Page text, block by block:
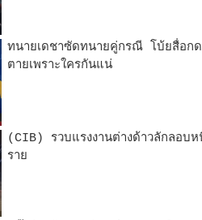
ทนายเดชาซัดทนายคู่กรณี โบ้ยสื่อก
ตายเพราะใครกันแน่
(CIB) รวบแรงงานต่างด้าวลักลอบห
ราย